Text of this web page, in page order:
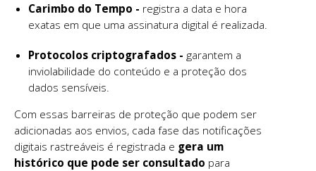
Carimbo do Tempo - registra a data e hora
exatas em que uma assinatura digital é realizada.
Protocolos criptografados - garantem a
inviolabilidade do conteúdo e a proteção dos
dados sensíveis.
Com essas barreiras de proteção que podem ser
adicionadas aos envios, cada fase das notificações
digitais rastreáveis é registrada e gera um
histórico que pode ser consultado para